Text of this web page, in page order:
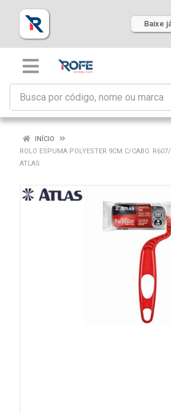
Baixe
INÍCIO
ROLO ESPUMA POLYESTER 9CM C/CABO.
ATLAS